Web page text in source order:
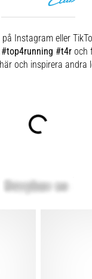
Instagram eller
#t4roch
och inspirera andra